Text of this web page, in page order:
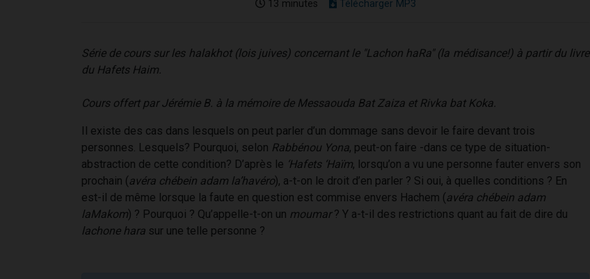
13 minutes Télécharger MP3
Série de cours sur les halakhot (lois juives) concernant le "Lachon haRa" (la médisance!) à partir du livre
du Hafets Haim.
Cours offert par Jérémie B. à la mémoire de Messaouda Bat Zaiza et Rivka bat Koka.
Il existe des cas dans lesquels on peut parler d’un dommage sans devoir le faire devant trois
personnes. Lesquels? Pourquoi, selon Rabbénou Yona, peut-on faire -dans ce type de situation-
abstraction de cette condition? D’après le ‘Hafets ‘Haïm, lorsqu’on a vu une personne fauter envers son
prochain (avéra chébein adam la’havéro), a-t-on le droit d’en parler ? Si oui, à quelles conditions ? En
est-il de même lorsque la faute en question est commise envers Hachem (avéra chébein adam
laMakom) ? Pourquoi ? Qu’appelle-t-on un moumar? Y a-t-il des restrictions quant au fait de dire du
lachone hara sur une telle personne ?